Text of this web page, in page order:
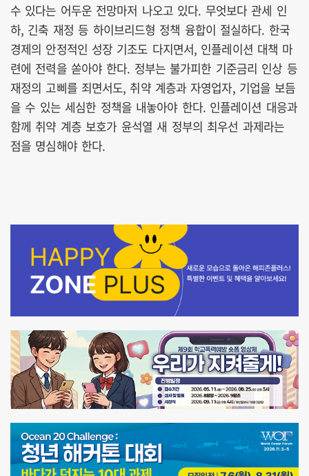
수 있다는 어두운 전망마저 나오고 있다. 무엇보다 관세 인
하, 긴축 재정 등 하이브리드형 정책 융합이 절실하다. 한국
경제의 안정적인 성장 기조도 다지면서, 인플레이션 대책 마
련에 전력을 쏟아야 한다. 정부는 불가피한 기준금리 인상 등
재정의 고삐를 죄면서도, 취약 계층과 자영업자, 기업을 보듬
을 수 있는 세심한 정책을 내놓아야 한다. 인플레이션 대응과
함께 취약 계층 보호가 윤석열 새 정부의 최우선 과제라는
점을 명심해야 한다.